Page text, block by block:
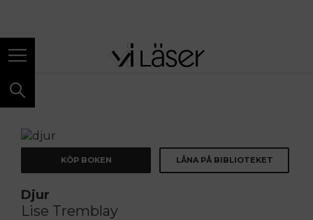
KÖP BOKEN LÅNA PÅ BIBLIOTEKET
Djur
Lise Tremblay